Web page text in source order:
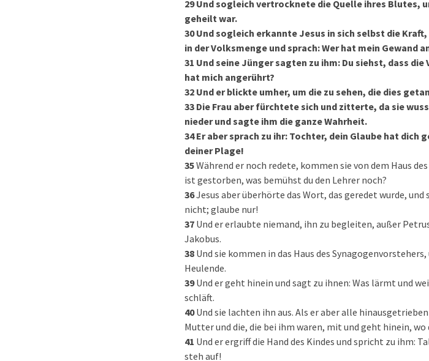
29Und sogleich vertrocknete die Quelle ihres Blutes,
geheilt war.
30Und sogleich erkannte Jesus in sich selbst die
in der Volksmenge und sprach: Wer hat mein Gewand
31 Und seine Jünger sagten zu ihm: Du siehst, dass
hat mich angerührt?
32 Und er blickte umher, um die zu sehen, die dies
33 Die Frau aber fürchtete sich und zitterte, da sie
nieder und sagte ihm die ganze Wahrheit.
34Er aber sprach zu ihr: Tochter, dein Glaube hat dich
deiner Plage!
35Während er noch redete, kommen sie von dem Haus
ist gestorben, was bemühst du den Lehrer noch?
36Jesus aber überhörte das Wort, das geredet wurde,
nicht; glaube nur!
37 Und er erlaubte niemand, ihn zu begleiten, außer
Jakobus.
38 Und sie kommen in das Haus des
Heulende.
39Und er geht hinein und sagt zu ihnen: Was lärmt und
schläft.
40Und sie lachten ihn aus. Als er aber alle
Mutter und die, die bei ihm waren, mit und geht hinein, wo
41 Und er ergriff die Hand des Kindes und spricht zu ihm:
steh auf!